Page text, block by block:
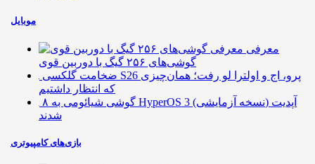
موبایل
معرفی
گوشی‌های ۲۵۶ گیگ با دوربین قوی
ضخامت گلکسی S26 پرو، اج و اولترا لو رفت؛ همان‌چیزی
که انتظار داشتیم
۸ گوشی شیائومی به HyperOS 3 (نسخه آزمایشی) آپدیت
شدند
بازی‌های کامپیوتری